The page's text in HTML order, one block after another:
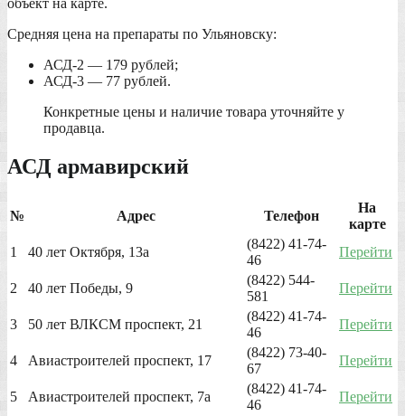
объект на карте.
Средняя цена на препараты по Ульяновску:
АСД-2 — 179 рублей;
АСД-3 — 77 рублей.
Конкретные цены и наличие товара уточняйте у
продавца.
АСД армавирский
№ Адрес Телефон
На
карте
1
40 лет Октября, 13а
(8422) 41-74-
46
Перейти
2 40 лет Победы, 9
(8422) 544-
581
Перейти
3 50 лет ВЛКСМ проспект, 21
(8422) 41-74-
46
Перейти
4 Авиастроителей проспект, 17
(8422) 73-40-
67
Перейти
5 Авиастроителей проспект, 7а
(8422) 41-74-
46
Перейти